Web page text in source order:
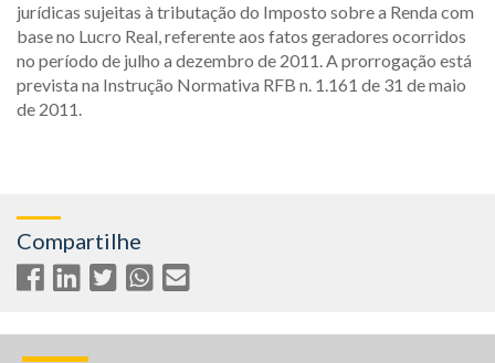
jurídicas sujeitas à tributação do Imposto sobre a Renda com
base no Lucro Real, referente aos fatos geradores ocorridos
no período de julho a dezembro de 2011. A prorrogação está
prevista na Instrução Normativa RFB n. 1.161 de 31 de maio
de 2011.
Compartilhe